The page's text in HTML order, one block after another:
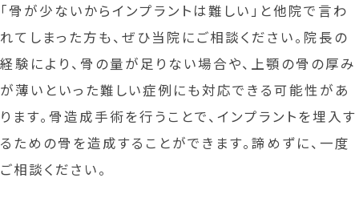
「骨が少ないからインプラントは難しい」と他院で言わ
れてしまった方も、ぜひ当院にご相談ください。院長の
経験により、骨の量が足りない場合や、上顎の骨の厚み
が薄いといった難しい症例にも対応できる可能性があ
ります。骨造成手術を行うことで、インプラントを埋入す
るための骨を造成することができます。諦めずに、一度
ご相談ください。